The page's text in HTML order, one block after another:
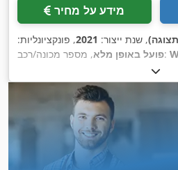
מידע על מחיר
, שנת ייצור: 2021, פונקציונליות:
פועל באופן מלא, מספר מכונה/רכב:
שולחן: